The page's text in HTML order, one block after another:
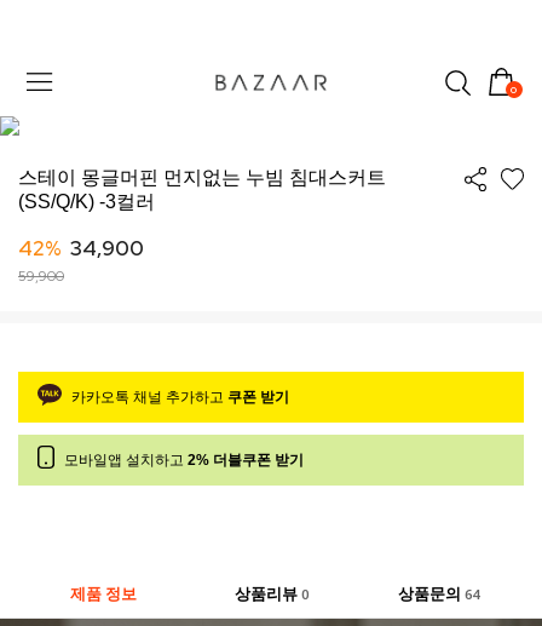
0
스테이 몽글머핀 먼지없는 누빔 침대스커트
(SS/Q/K) -3컬러
42% 34,900
59,900
카카오톡 채널 추가하고 쿠폰 받기
모바일앱 설치하고 2% 더블쿠폰 받기
제품 정보 상품리뷰 0 상품문의64